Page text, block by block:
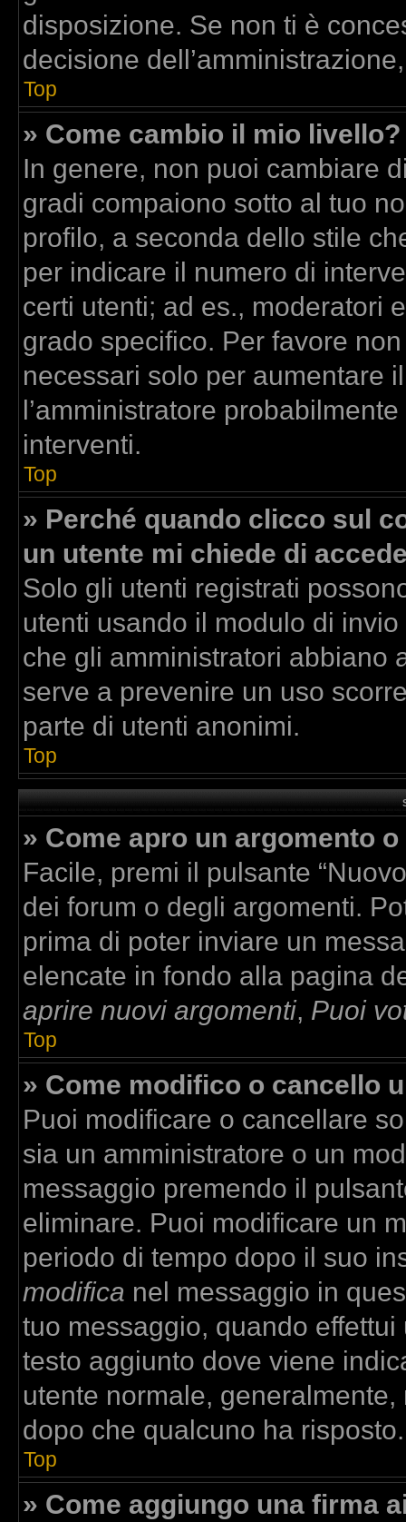
disposizione. Se non ti è
decisione
Top
» Come cambio il mio livello?
In genere, non puoi cambiare
gradi compaiono sotto al tuo
profilo, a seconda dello stile
per indicare il numero di
certi utenti; ad es., moderatori
grado specifico. Per favore
necessari solo per aumentare
l’amministratore
interventi.
Top
» Perché quando clicco sul
un utente mi chiede di
Solo gli utenti registrati
utenti usando il modulo di
che gli amministratori abbiano
serve a prevenire un uso
parte di utenti anonimi.
Top
» Come apro un argomento
Facile, premi il pulsante
dei forum o degli argomenti.
prima di poter inviare un
elencate in fondo alla pagina
aprire nuovi argomenti, Puoi
Top
» Come modifico o cancello
Puoi modificare o cancellare
sia un amministratore o un
messaggio premendo il
eliminare. Puoi modificare un
periodo di tempo dopo il suo
modifica nel messaggio in
tuo messaggio, quando
testo aggiunto dove viene
utente normale,
dopo che qualcuno ha risposto.
Top
» Come aggiungo una firma